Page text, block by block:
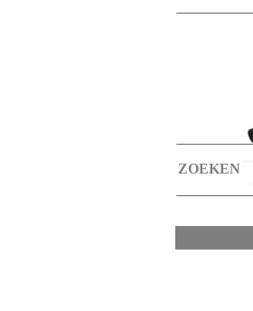
ZOEKEN